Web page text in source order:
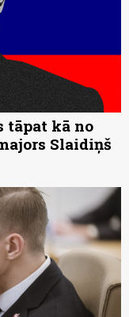
tāpat kā no
Slaidiņš